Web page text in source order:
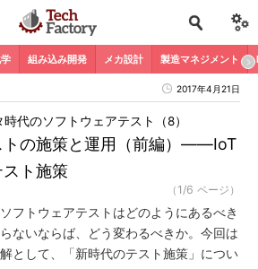
組み込み開発 メカ設計 製造マネジメント
2017年4月21日
トの施策と運用（前編）――IoT
ト施策
代のソフトウェアテスト（8）
（1/6 ページ）
フトウェアテストはどのようにあるべき
ないならば、どう変わるべきか。今回は
として、「新時代のテスト施策」につい